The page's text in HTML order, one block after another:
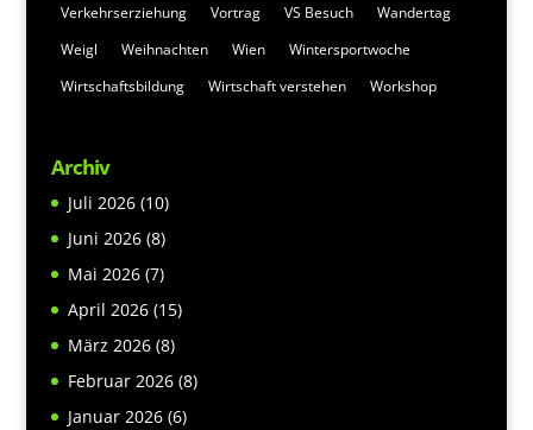
Verkehrserziehung
Vortrag VS Besuch
Wandertag
Weigl
Weihnachten Wien
Wintersportwoche
Wirtschaftsbildung
Wirtschaft verstehen Workshop
Archiv
Juli 2026(10)
Juni 2026(8)
Mai 2026(7)
April 2026(15)
März 2026(8)
Februar 2026(8)
Januar 2026(6)